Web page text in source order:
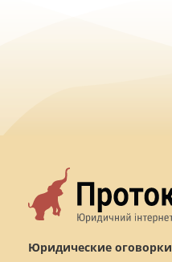
Юридические оговорки